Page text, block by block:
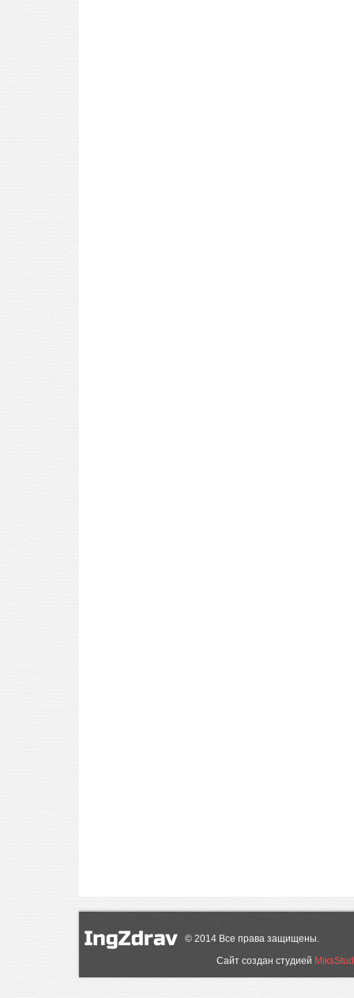
© 2014 Все права защищены.
Сайт создан студией